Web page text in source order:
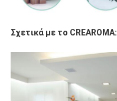
Σχετικά με το CREAROMA: